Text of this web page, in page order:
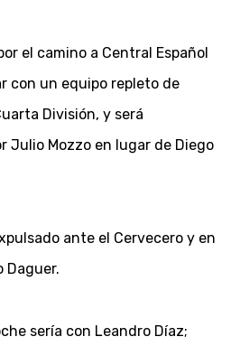
el camino a Central Español
con un equipo repleto de
División, y será
Julio Mozzo en lugar de Diego
ante el Cervecero y en
Daguer.
sería con Leandro Díaz;